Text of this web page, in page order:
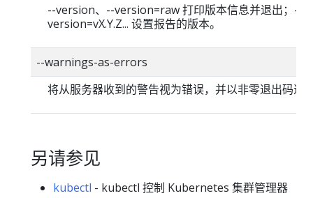
--version、--version=raw 打印版本信息并退出；--
version=vX.Y.Z... 设置报告的版本。
--warnings-as-errors
将从服务器收到的警告视为错误，并以非零退出码退
另请参见
kubectl - kubectl 控制 Kubernetes 集群管理器